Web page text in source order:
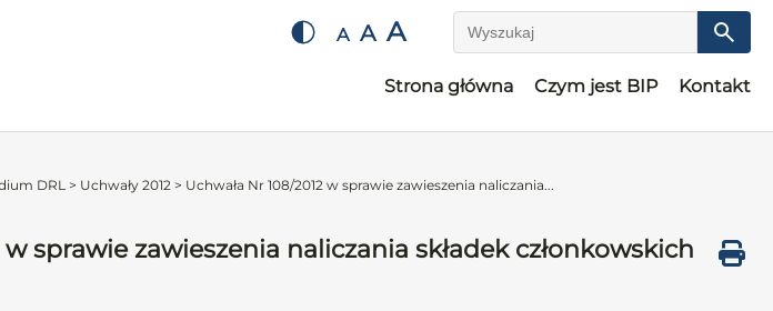
A A A Wyszukaj
Strona główna Czym jest BIP Kontakt
DRL > Uchwały 2012 > Uchwała Nr 108/2012 w sprawie zawieszenia naliczania...
w sprawie zawieszenia naliczania składek członkowskich